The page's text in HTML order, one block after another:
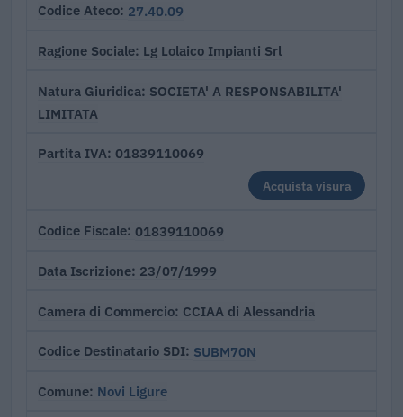
Codice Ateco 27.40.09
Ragione Sociale Lg Lolaico Impianti Srl
Natura Giuridica SOCIETA' A RESPONSABILITA'
LIMITATA
Partita IVA 01839110069
Acquista visura
Codice Fiscale 01839110069
Data Iscrizione 23/07/1999
Camera di Commercio CCIAA di Alessandria
Codice Destinatario SDI SUBM70N
Comune Novi Ligure